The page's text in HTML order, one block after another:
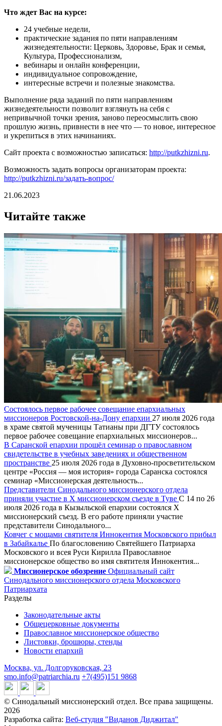
Что ждет Вас на курсе:
24 учебные недели,
практические задания по пяти направлениям
жизнедеятельности: Церковь, Здоровье, Брак и семья,
Культура, Профессионализм,
вебинары и онлайн конференции,
индивидуальное сопровождение,
интересные встречи и полезные знакомства.
Выполнение ряда заданий по пяти направлениям
жизнедеятельности позволит взглянуть на себя с
непривычной точки зрения, заново переосмыслить свою
прошлую жизнь, привнести в нее что — то новое, интересное
и укрепиться в этих начинаниях.
Сайт проекта с возможностью записаться: http://putkzhizni.ru.
Возможность задать вопросы организаторам проекта:
http://putkzhizni.ru/задать-вопрос/
21.06.2023
Читайте также
Состоялось первое рабочее совещание епархиальных
миссионеров Ростовской-на-Дону епархии 27 июля 2026 года
в храме святой мученицы Татианы при ДГТУ состоялось
первое рабочее совещание епархиальных миссионеров...
В Саранской епархии прошёл семинар о православном
свидетельстве в учебных заведениях и общественном
пространстве 25 июля 2026 года в Духовно-просветительском
центре «Россия — моя история» города Саранска состоялся
семинар «Миссионерская деятельность...
Представители Синодального миссионерского отдела
приняли участие в X миссионерском съезде в Туве С 14 по 26
июля 2026 года в Кызыльской епархии состоялся X
миссионерский съезд. В его работе приняли участие
представители Синодального...
Ковчег с мощами святителя Иннокентия Московского прибыл
в Забайкалье По благословению Святейшего Патриарха
Московского и всея Руси Кирилла Православное
миссионерское общество во имя святителя Иннокентия...
Миссионерское обозрение Официальный сайт
Синодального миссионерского отдела Московского
Патриархата
Разделы
Законодательные акты
Общецерковные документы
Православное миссионерское общество
Листовки, брошюры, стенды
Новости епархий
Москва, ул. Долгоруковская, 23
smo.info@patriarchia.ru +7(495)151 9868
© Синодальный миссионерский отдел. Все права защищены.
2026
Разработка сайта: Веб-студия "Виданов Диджитал"